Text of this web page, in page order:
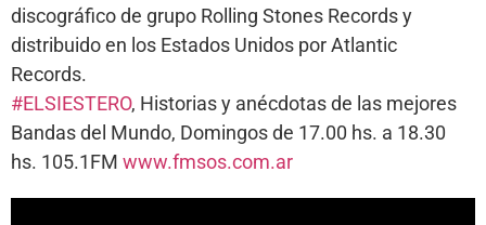
discográfico de grupo Rolling Stones Records y
distribuido en los Estados Unidos por Atlantic
Records.
#ELSIESTERO, Historias y anécdotas de las mejores
Bandas del Mundo, Domingos de 17.00 hs. a 18.30
hs. 105.1FM www.fmsos.com.ar